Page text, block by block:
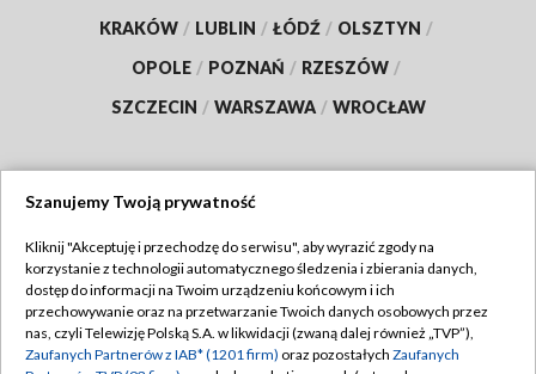
KRAKÓW / LUBLIN / ŁÓDŹ / OLSZTYN /
OPOLE / POZNAŃ / RZESZÓW /
SZCZECIN / WARSZAWA / WROCŁAW
TVP
Abonament TVP
Emisja w TVP
Regulamin TVP
Polityka prywatności
Szanujemy Twoją prywatność
Kliknij "Akceptuję i przechodzę do serwisu", aby wyrazić zgody na
korzystanie z technologii automatycznego śledzenia i zbierania danych,
dostęp do informacji na Twoim urządzeniu końcowym i ich
przechowywanie oraz na przetwarzanie Twoich danych osobowych przez
nas, czyli Telewizję Polską S.A. w likwidacji (zwaną dalej również „TVP”),
Zaufanych Partnerów z IAB* (1201 firm) oraz pozostałych Zaufanych